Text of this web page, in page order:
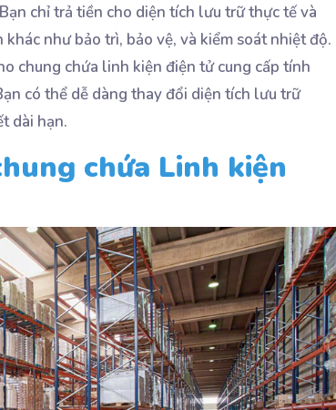
chỉ trả tiền cho diện tích lưu trữ thực tế và
như bảo trì, bảo vệ, và kiểm soát nhiệt độ.
chung chứa linh kiện điện tử cung cấp tính
có thể dễ dàng thay đổi diện tích lưu trữ
dài hạn.
chứa Linh kiện